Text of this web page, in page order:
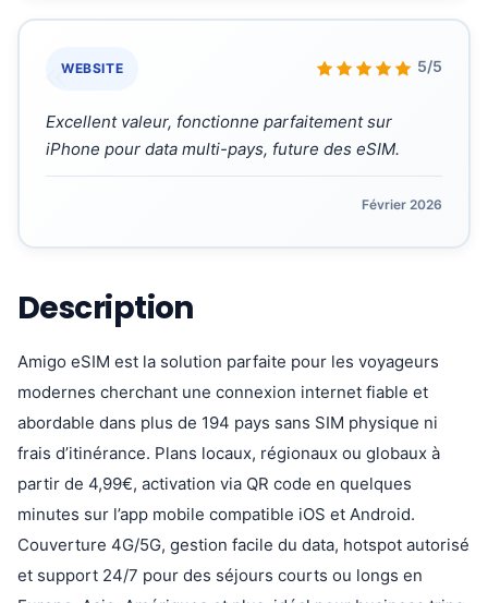
WEBSITE 5/5
«
Excellent valeur, fonctionne parfaitement sur
iPhone pour data multi-pays, future des eSIM.
Février 2026
Description
Amigo eSIM est la solution parfaite pour les voyageurs
modernes cherchant une connexion internet fiable et
abordable dans plus de 194 pays sans SIM physique ni
frais d’itinérance. Plans locaux, régionaux ou globaux à
partir de 4,99€, activation via QR code en quelques
minutes sur l’app mobile compatible iOS et Android.
Couverture 4G/5G, gestion facile du data, hotspot autorisé
et support 24/7 pour des séjours courts ou longs en